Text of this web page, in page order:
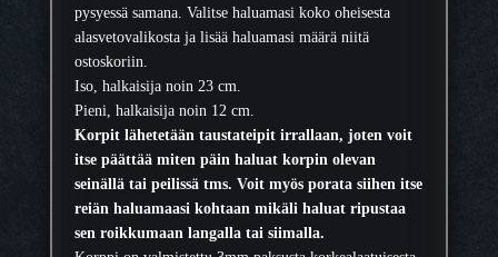
ä
r
ä
pysyessä samana. Valitse haluamasi koko oheisesta
alasvetovalikosta ja lisää haluamasi määrä niitä
ostoskoriin.
Iso, halkaisija noin 23 cm.
Pieni, halkaisija noin 12 cm.
Korpit lähetetään taustateipit irrallaan, joten voit
itse päättää miten päin haluat korpin olevan
seinällä tai peilissä tms. Voit myös porata siihen itse
reiän haluamaasi kohtaan mikäli haluat ripustaa
sen roikkumaan langalla tai siimalla.